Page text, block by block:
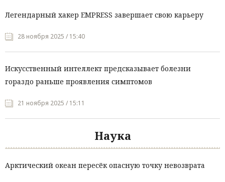
Легендарный хакер EMPRESS завершает свою карьеру
28 ноября 2025 / 15:40
Искусственный интеллект предсказывает болезни
гораздо раньше проявления симптомов
21 ноября 2025 / 15:11
Наука
Арктический океан пересёк опасную точку невозврата